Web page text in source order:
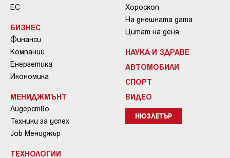
ЕС
БИЗНЕС
Финанси
Компании
Енергетика
Икономика
МЕНИДЖМЪНТ
Лидерство
Техники за успех
Job Мениджър
ТЕХНОЛОГИИ
Хороскоп
На днешната дата
Цитат на деня
НАУКА И ЗДРАВЕ
АВТОМОБИЛИ
СПОРТ
ВИДЕО
НЮЗЛЕТЪР